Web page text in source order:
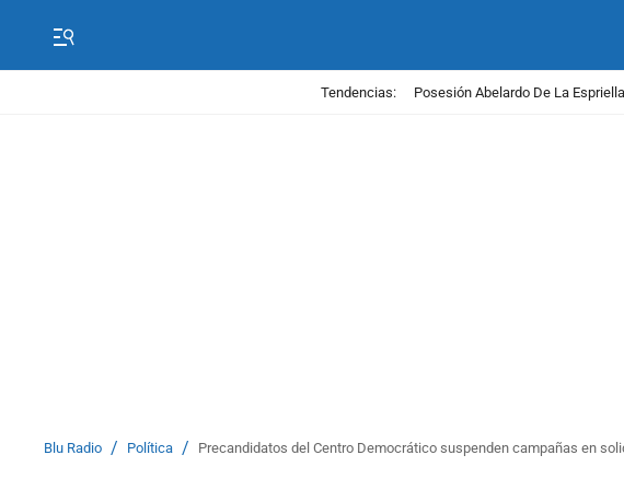
Tendencias: Posesión Abelardo De La Espriella
Blu Radio / Política / Precandidatos del Centro Democrático suspenden campañas en